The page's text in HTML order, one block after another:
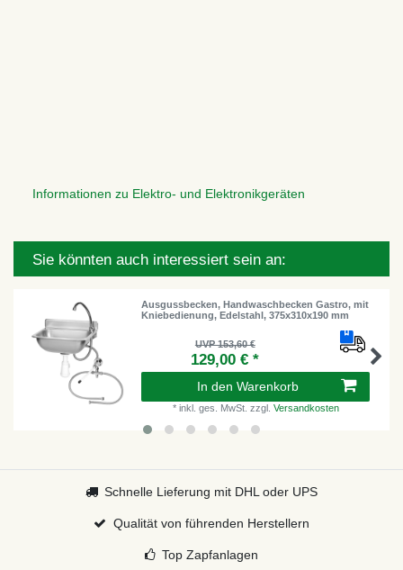
Informationen zu Elektro- und Elektronikgeräten
Sie könnten auch interessiert sein an:
Ausgussbecken, Handwaschbecken Gastro, mit
Kniebedienung, Edelstahl, 375x310x190 mm
UVP 153,60 €
129,00 € *
In den Warenkorb
* inkl. ges. MwSt. zzgl. Versandkosten
Schnelle Lieferung mit DHL oder UPS
Qualität von führenden Herstellern
Top Zapfanlagen